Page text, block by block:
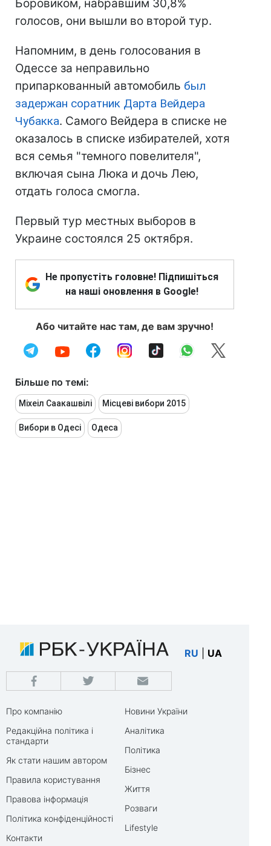
Боровиком, набравшим 30,8%
голосов, они вышли во второй тур.
Напомним, в день голосования в
Одессе за неправильно
припаркованный автомобиль был
задержан соратник Дарта Вейдера
Чубакка. Самого Вейдера в списке не
оказалось в списке избирателей, хотя
вся семья "темного повелителя",
включая сына Люка и дочь Лею,
отдать голоса смогла.
Первый тур местных выборов в
Украине состоялся 25 октября.
Не пропустіть головне! Підпишіться
на наші оновлення в Google!
Або читайте нас там, де вам зручно!
Більше по темі:
Міхеіл Саакашвілі Місцеві вибори 2015
Вибори в Одесі Одеса
RU UA
Про компанію
Редакційна політика і
стандарти
Як стати нашим автором
Правила користування
Правова інформація
Політика конфіденційності
Контакти
Новини України
Аналітика
Політика
Бізнес
Життя
Розваги
Lifestyle